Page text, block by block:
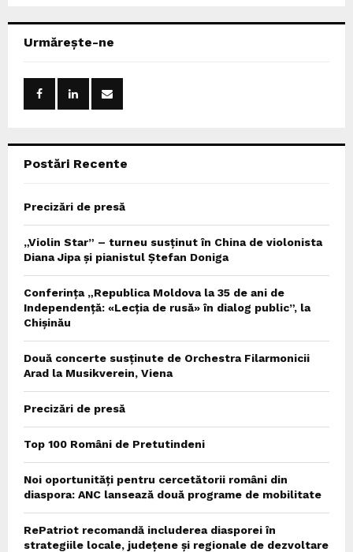
h
o
Urmărește-ne
Postări Recente
Precizări de presă
„Violin Star” – turneu susținut în China de violonista
Diana Jipa și pianistul Ștefan Doniga
Conferința „Republica Moldova la 35 de ani de
Independență: «Lecția de rusă» în dialog public”, la
Chișinău
Două concerte susținute de Orchestra Filarmonicii
Arad la Musikverein, Viena
Precizări de presă
Top 100 Români de Pretutindeni
Noi oportunități pentru cercetătorii români din
diaspora: ANC lansează două programe de mobilitate
RePatriot recomandă includerea diasporei în
strategiile locale, județene și regionale de dezvoltare